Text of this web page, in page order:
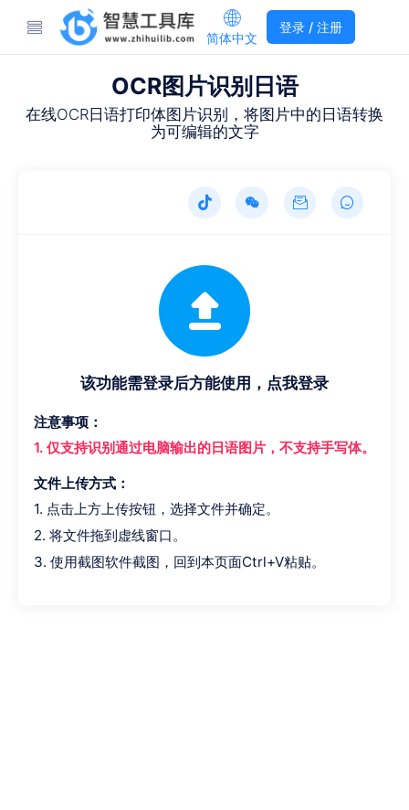
简体中文
登录 / 注册
OCR图片识别日语
在线OCR日语打印体图片识别，将图片中的日语转换
为可编辑的文字
该功能需登录后方能使用，点我登录
注意事项：
1. 仅支持识别通过电脑输出的日语图片，不支持手写体。
文件上传方式：
1. 点击上方上传按钮，选择文件并确定。
2. 将文件拖到虚线窗口。
3. 使用截图软件截图，回到本页面Ctrl+V粘贴。